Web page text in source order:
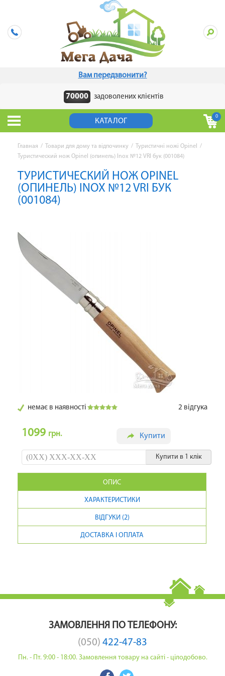
Вам передзвонити?
70000 задоволених клієнтів
КАТАЛОГ
0
Главная / Товари для дому та відпочинку / Туристичні ножі Opinel /
Туристический нож Opinel (опинель) Inox №12 VRI бук (001084)
ТУРИСТИЧЕСКИЙ НОЖ OPINEL
(ОПИНЕЛЬ) INOX №12 VRI БУК
(001084)
немає в наявності 2 відгука
1099 грн. Купити
Купити в 1 клік
ОПИС
ХАРАКТЕРИСТИКИ
ВІДГУКИ (2)
ДОСТАВКА І ОПЛАТА
ЗАМОВЛЕННЯ ПО ТЕЛЕФОНУ:
(050) 422-47-83
Пн. - Пт. 9:00 - 18:00. Замовлення товару на сайті - цілодобово.